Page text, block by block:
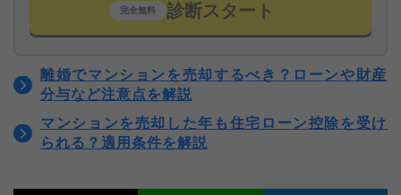
完全無料 診断スタート
離婚でマンションを売却するべき？ローンや財産
分与など注意点を解説
マンションを売却した年も住宅ローン控除を受け
られる？適用条件を解説